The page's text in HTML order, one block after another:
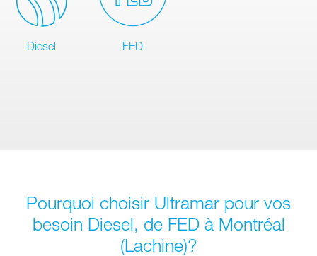
Diesel FED
Pourquoi choisir Ultramar pour vos
besoin Diesel, de FED à Montréal
(Lachine)?